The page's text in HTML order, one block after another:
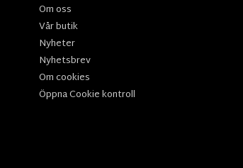
Om oss
Vår butik
Nyheter
Nyhetsbrev
Om cookies
Öppna Cookie kontroll